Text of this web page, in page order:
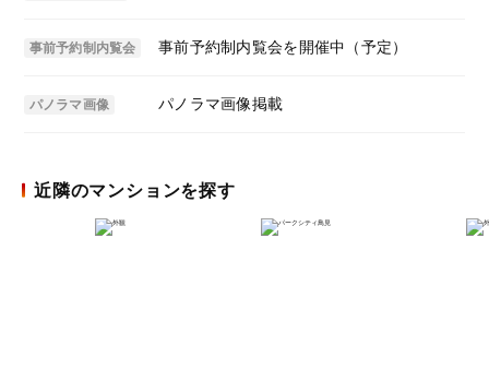
事前予約制内覧会 事前予約制内覧会を開催中（予定）
パノラマ画像 パノラマ画像掲載
近隣のマンションを探す